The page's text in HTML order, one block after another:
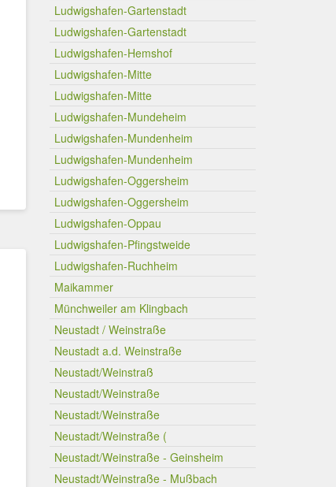
Ludwigshafen-Gartenstadt
Ludwigshafen-Gartenstadt
Ludwigshafen-Hemshof
Ludwigshafen-Mitte
Ludwigshafen-Mitte
Ludwigshafen-Mundeheim
Ludwigshafen-Mundenheim
Ludwigshafen-Mundenheim
Ludwigshafen-Oggersheim
Ludwigshafen-Oggersheim
Ludwigshafen-Oppau
Ludwigshafen-Pfingstweide
Ludwigshafen-Ruchheim
Maikammer
Münchweiler am Klingbach
Neustadt / Weinstraße
Neustadt a.d. Weinstraße
Neustadt/Weinstraß
Neustadt/Weinstraße
Neustadt/Weinstraße
Neustadt/Weinstraße (
Neustadt/Weinstraße - Geinsheim
Neustadt/Weinstraße - Mußbach